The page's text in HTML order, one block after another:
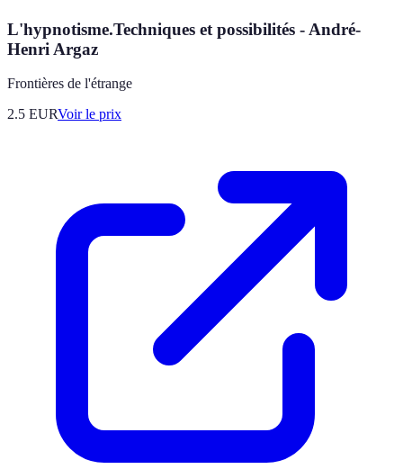
L'hypnotisme.Techniques et possibilités - André-
Henri Argaz
Frontières de l'étrange
2.5 EURVoir le prix